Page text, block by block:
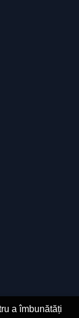
a îmbunătăți